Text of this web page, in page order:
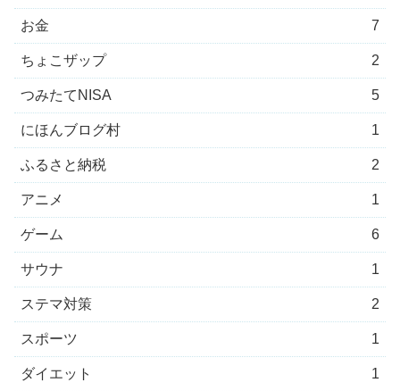
お金 7
ちょこザップ 2
つみたてNISA 5
にほんブログ村 1
ふるさと納税 2
アニメ 1
ゲーム 6
サウナ 1
ステマ対策 2
スポーツ 1
ダイエット 1